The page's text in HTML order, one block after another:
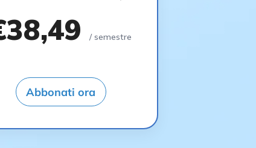
/ semestre
Abbonati ora